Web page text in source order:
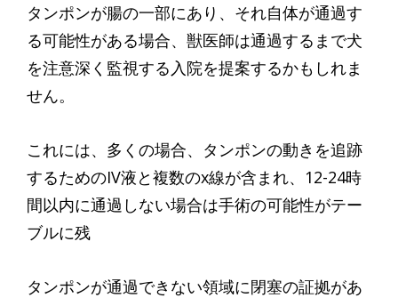
タンポンが腸の一部にあり、それ自体が通過す
る可能性がある場合、獣医師は通過するまで犬
を注意深く監視する入院を提案するかもしれま
せん。
これには、多くの場合、タンポンの動きを追跡
するためのIV液と複数のx線が含まれ、12-24時
間以内に通過しない場合は手術の可能性がテー
ブルに残
タンポンが通過できない領域に閉塞の証拠があ